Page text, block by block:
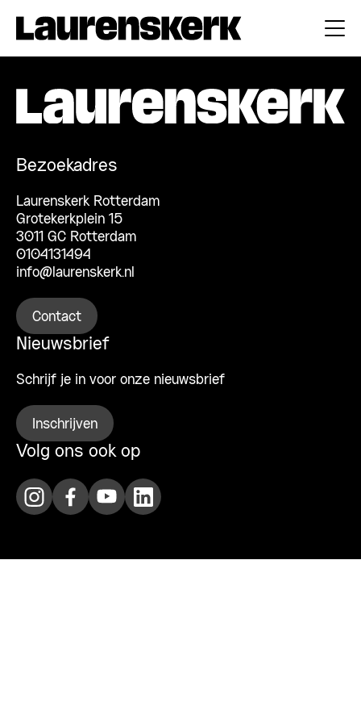
Bezoekadres
Laurenskerk Rotterdam
Grotekerkplein 15
3011 GC Rotterdam
0104131494
info@laurenskerk.nl
Contact
Nieuwsbrief
Schrijf je in voor onze nieuwsbrief
Inschrijven
Volg ons ook op